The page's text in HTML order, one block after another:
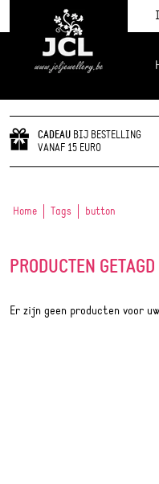
CADEAU BIJ BESTELLING
VANAF 15 EURO
Home Tags button
PRODUCTEN
Er zijn geen producten voor